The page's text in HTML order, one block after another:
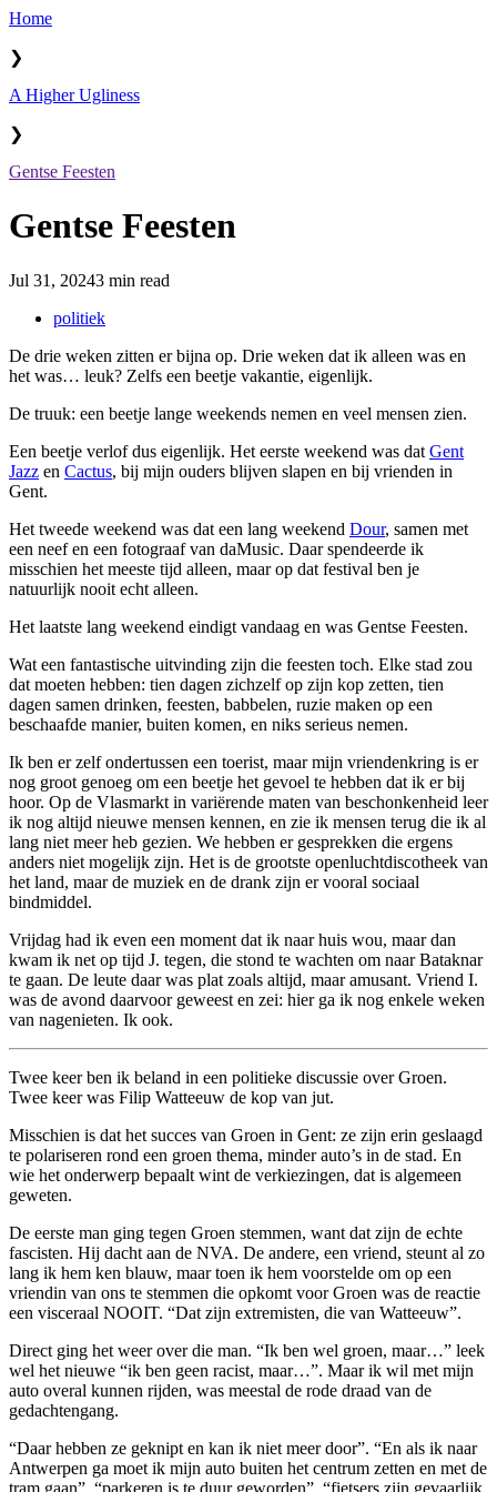
Home
❯
A Higher Ugliness
❯
Gentse Feesten
Gentse Feesten
Jul 31, 20243 min read
politiek
De drie weken zitten er bijna op. Drie weken dat ik alleen was en
het was… leuk? Zelfs een beetje vakantie, eigenlijk.
De truuk: een beetje lange weekends nemen en veel mensen zien.
Een beetje verlof dus eigenlijk. Het eerste weekend was dat Gent
Jazz en Cactus, bij mijn ouders blijven slapen en bij vrienden in
Gent.
Het tweede weekend was dat een lang weekend Dour, samen met
een neef en een fotograaf van daMusic. Daar spendeerde ik
misschien het meeste tijd alleen, maar op dat festival ben je
natuurlijk nooit echt alleen.
Het laatste lang weekend eindigt vandaag en was Gentse Feesten.
Wat een fantastische uitvinding zijn die feesten toch. Elke stad zou
dat moeten hebben: tien dagen zichzelf op zijn kop zetten, tien
dagen samen drinken, feesten, babbelen, ruzie maken op een
beschaafde manier, buiten komen, en niks serieus nemen.
Ik ben er zelf ondertussen een toerist, maar mijn vriendenkring is er
nog groot genoeg om een beetje het gevoel te hebben dat ik er bij
hoor. Op de Vlasmarkt in variërende maten van beschonkenheid leer
ik nog altijd nieuwe mensen kennen, en zie ik mensen terug die ik al
lang niet meer heb gezien. We hebben er gesprekken die ergens
anders niet mogelijk zijn. Het is de grootste openluchtdiscotheek van
het land, maar de muziek en de drank zijn er vooral sociaal
bindmiddel.
Vrijdag had ik even een moment dat ik naar huis wou, maar dan
kwam ik net op tijd J. tegen, die stond te wachten om naar Bataknar
te gaan. De leute daar was plat zoals altijd, maar amusant. Vriend I.
was de avond daarvoor geweest en zei: hier ga ik nog enkele weken
van nagenieten. Ik ook.
Twee keer ben ik beland in een politieke discussie over Groen.
Twee keer was Filip Watteeuw de kop van jut.
Misschien is dat het succes van Groen in Gent: ze zijn erin geslaagd
te polariseren rond een groen thema, minder auto’s in de stad. En
wie het onderwerp bepaalt wint de verkiezingen, dat is algemeen
geweten.
De eerste man ging tegen Groen stemmen, want dat zijn de echte
fascisten. Hij dacht aan de NVA. De andere, een vriend, steunt al zo
lang ik hem ken blauw, maar toen ik hem voorstelde om op een
vriendin van ons te stemmen die opkomt voor Groen was de reactie
een visceraal NOOIT. “Dat zijn extremisten, die van Watteeuw”.
Direct ging het weer over die man. “Ik ben wel groen, maar…” leek
wel het nieuwe “ik ben geen racist, maar…”. Maar ik wil met mijn
auto overal kunnen rijden, was meestal de rode draad van de
gedachtengang.
“Daar hebben ze geknipt en kan ik niet meer door”. “En als ik naar
Antwerpen ga moet ik mijn auto buiten het centrum zetten en met de
tram gaan”, “parkeren is te duur geworden”, “fietsers zijn gevaarlijk,